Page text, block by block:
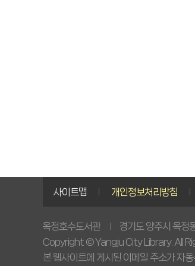
사이트맵 개인정보처리방침
옥정호수도서관 경기도 양주시 옥정
Copyright © Yangju City Library. All
본 웹사이트에 게시된 이메일 주소가 자